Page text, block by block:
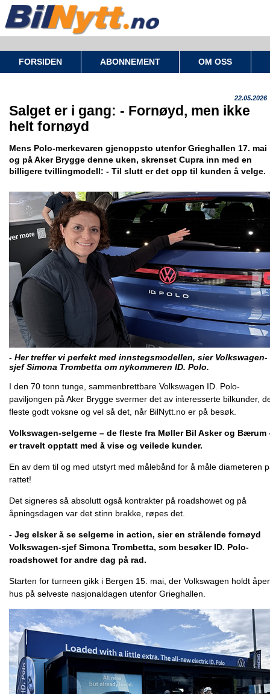
FORSIDEN ABONNEMENT OM OSS
22.05.2026
Salget er i gang: - Fornøyd, men ikke
helt fornøyd
Mens Polo-merkevaren gjenoppsto utenfor Grieghallen 17. mai
og på Aker Brygge denne uken, skrenset Cupra inn med en
billigere tvillingmodell: - Til slutt er det opp til kunden å velge.
- Her treffer vi perfekt med innstegsmodellen, sier Volkswagen-
sjef Simona Trombetta om nykommeren ID. Polo.
I den 70 tonn tunge, sammenbrettbare Volkswagen ID. Polo-
paviljongen på Aker Brygge svermer det av interesserte bilkunder,
fleste godt voksne og vel så det, når BilNytt.no er på besøk.
Volkswagen-selgerne – de fleste fra Møller Bil Asker og Bærum
er travelt opptatt med å vise og veilede kunder.
En av dem til og med utstyrt med målebånd for å måle diameteren
rattet!
Det signeres så absolutt også kontrakter på roadshowet og på
åpningsdagen var det stinn brakke, røpes det.
- Jeg elsker å se selgerne in action, sier en strålende fornøyd
Volkswagen-sjef Simona Trombetta, som besøker ID. Polo-
roadshowet for andre dag på rad.
Starten for turneen gikk i Bergen 15. mai, der Volkswagen holdt
hus på selveste nasjonaldagen utenfor Grieghallen.